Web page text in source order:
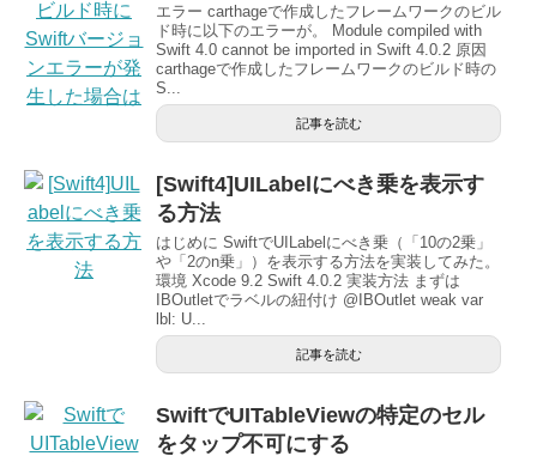
エラー carthageで作成したフレームワークのビル
ド時に以下のエラーが。 Module compiled with
Swift 4.0 cannot be imported in Swift 4.0.2 原因
carthageで作成したフレームワークのビルド時の
S...
記事を読む
[Swift4]UILabelにべき乗を表示す
る方法
はじめに SwiftでUILabelにべき乗（「10の2乗」
や「2のn乗」）を表示する方法を実装してみた。
環境 Xcode 9.2 Swift 4.0.2 実装方法 まずは
IBOutletでラベルの紐付け @IBOutlet weak var
lbl: U...
記事を読む
SwiftでUITableViewの特定のセル
をタップ不可にする